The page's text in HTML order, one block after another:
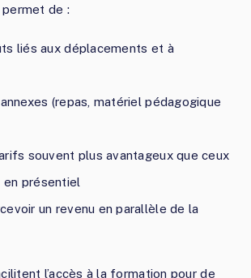
de :
liés aux déplacements et à
(repas, matériel pédagogique
souvent plus avantageux que ceux
présentiel
un revenu en parallèle de la
l’accès à la formation pour de